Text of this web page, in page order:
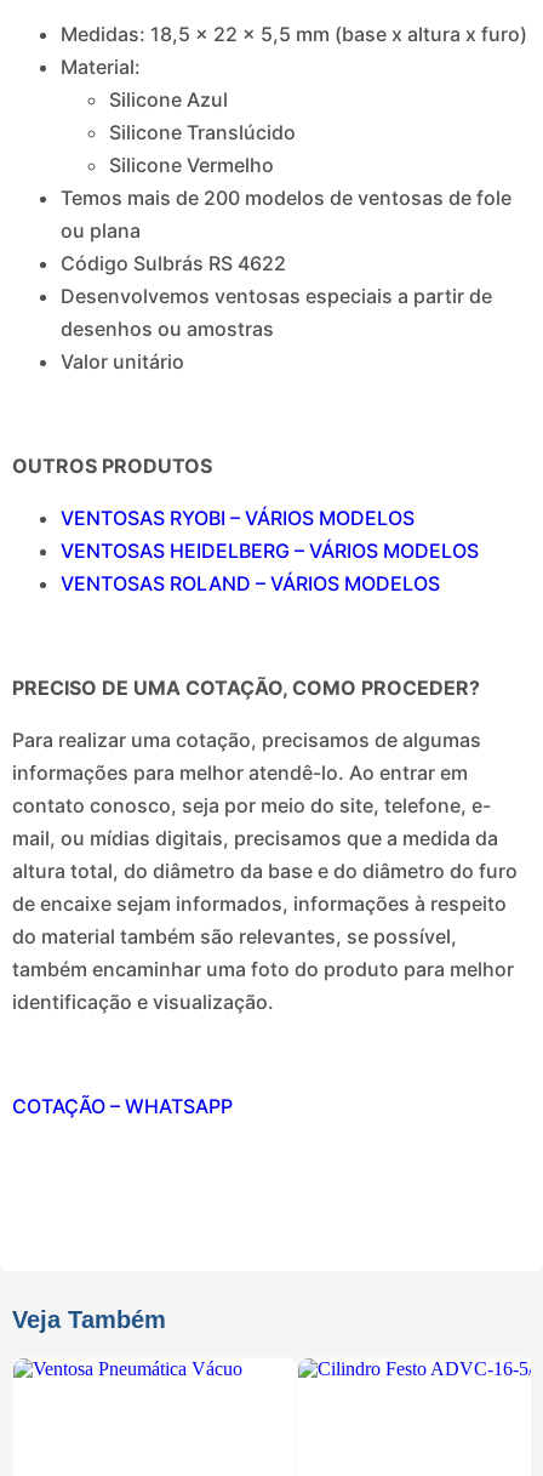
Medidas: 18,5 x 22 x 5,5 mm (base x altura x furo)
Material:
Silicone Azul
Silicone Translúcido
Silicone Vermelho
Temos mais de 200 modelos de ventosas de fole
ou plana
Código Sulbrás RS 4622
Desenvolvemos ventosas especiais a partir de
desenhos ou amostras
Valor unitário
OUTROS PRODUTOS
VENTOSAS RYOBI – VÁRIOS MODELOS
VENTOSAS HEIDELBERG – VÁRIOS MODELOS
VENTOSAS ROLAND – VÁRIOS MODELOS
PRECISO DE UMA COTAÇÃO, COMO PROCEDER?
Para realizar uma cotação, precisamos de algumas
informações para melhor atendê-lo. Ao entrar em
contato conosco, seja por meio do site, telefone, e-
mail, ou mídias digitais, precisamos que a medida da
altura total, do diâmetro da base e do diâmetro do furo
de encaixe sejam informados, informações à respeito
do material também são relevantes, se possível,
também encaminhar uma foto do produto para melhor
identificação e visualização.
COTAÇÃO – WHATSAPP
Veja Também